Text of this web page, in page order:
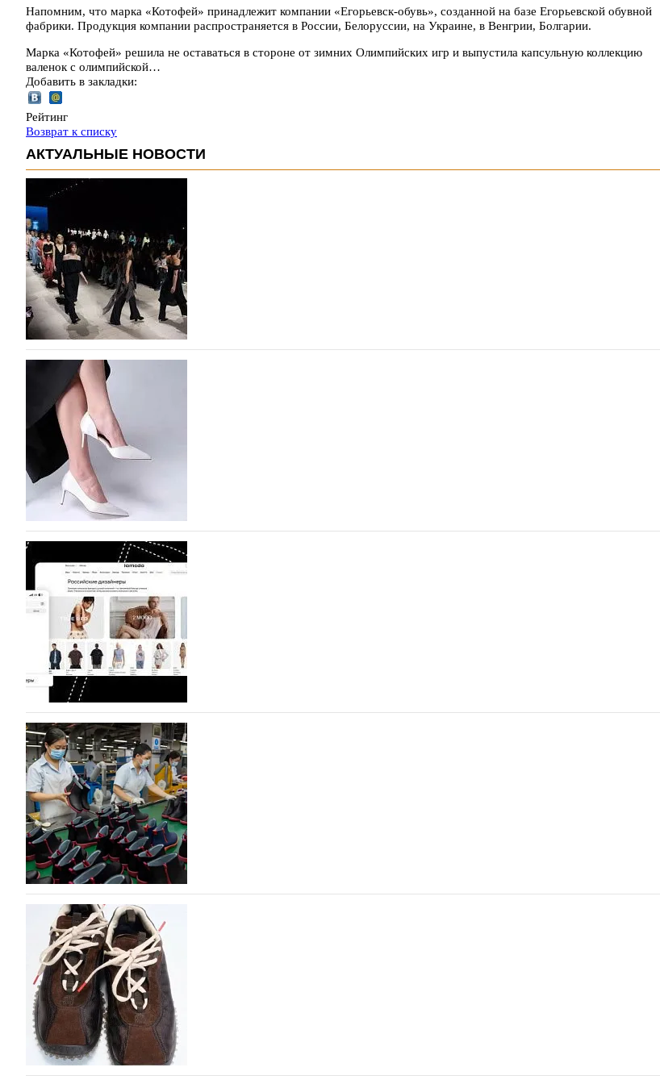
Напомним, что марка «Котофей» принадлежит компании «Егорьевск-обувь», созданной на базе Егорьевской обувной
фабрики. Продукция компании распространяется в России, Белоруссии, на Украине, в Венгрии, Болгарии.
Марка «Котофей» решила не оставаться в стороне от зимних Олимпийских игр и выпустила капсульную коллекцию
валенок с олимпийской…
Добавить в закладки:
Рейтинг
Возврат к списку
АКТУАЛЬНЫЕ НОВОСТИ
На участие в Московской неделе моды подано 1047 заявок
На участие в седьмой Московской неделе моды, которая пройдет в российской столице с 26 сентября по 1
октября, уже подано 1047 заявок. Примерно половину из них (494) прислали дизайнеры, коллекции
которых не были представлены в…
07.08.2026 505
BALLINA представит свои новинки на Euro Shoes
Компания BALLINA Guangzhou Lihuang Footwear Co., Ltd., основанная в 2011 году и расположенная в
Гуанчжоу, столице моды Китая, является профессиональной обувной компанией, объединяющей
разработку, производство и…
07.08.2026 361
На платформе Lamoda - новый раздел и условия продвижения локальных
дизайнерских марок
Российский маркетплейс Lamoda решил обновить раздел для продажи продукции локальных дизайнерских
марок одежды, обуви и аксессуаров. Бренды также получат маркетинговую…
06.08.2026 522
Объем мирового производства обуви в 2025 году практически не увеличился
В 2025 году мировое производство обуви практически не изменилось, зафиксировав незначительный рост
на 0,1% до 24,6 млрд пар, - данные опубликованы в аналитическом вестнике «Всемирный ежегодник обуви
2026», Португальской ассоциацией…
06.08.2026 642